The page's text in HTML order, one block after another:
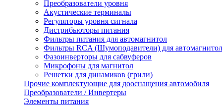
Преобразователи уровня
Акустические терминалы
Регуляторы уровня сигнала
Дистрибьюторы питания
Фильтры питания для автомагнитол
Фильтры RCA (Шумоподавители) для автомагнитол
Фазоинверторы для сабвуферов
Микрофоны для магнитол
Решетки для динамиков (грили)
Прочие комплектующие для дооснащения автомобиля
Преобразователи / Инвертеры
Элементы питания